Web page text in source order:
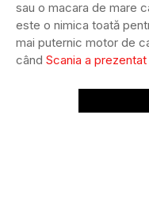
sau o macara de mare
este o nimica toată
mai puternic motor de
când Scania a